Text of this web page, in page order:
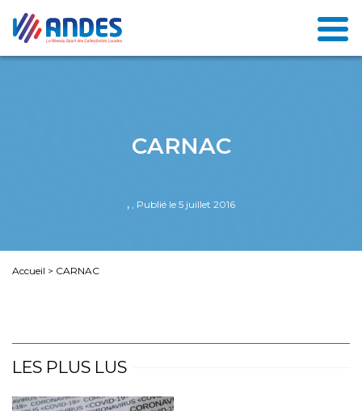
CARNAC
, , Publié le 5 juillet 2016
Accueil > CARNAC
LES PLUS LUS